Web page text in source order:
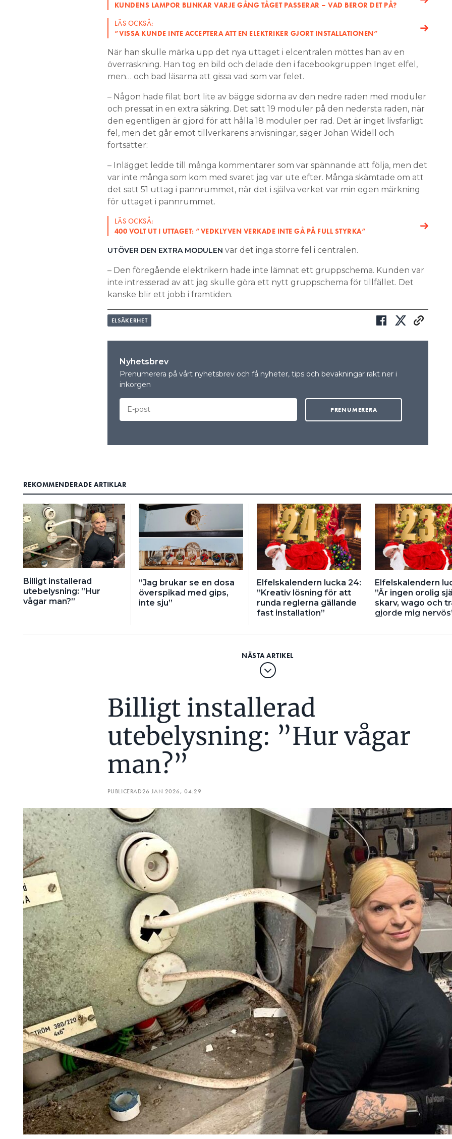
KUNDENS LAMPOR BLINKAR VARJE GÅNG TÅGET PASSERAR – VAD BEROR DET PÅ?
LÄS OCKSÅ:
”VISSA KUNDE INTE ACCEPTERA ATT EN ELEKTRIKER GJORT INSTALLATIONEN”
När han skulle märka upp det nya uttaget i elcentralen möttes han av en
överraskning. Han tog en bild och delade den i facebookgruppen Inget elfel,
men… och bad läsarna att gissa vad som var felet.
– Någon hade filat bort lite av bägge sidorna av den nedre raden med moduler
och pressat in en extra säkring. Det satt 19 moduler på den nedersta raden, när
den egentligen är gjord för att hålla 18 moduler per rad. Det är inget livsfarligt
fel, men det går emot tillverkarens anvisningar, säger Johan Widell och
fortsätter:
– Inlägget ledde till många kommentarer som var spännande att följa, men det
var inte många som kom med svaret jag var ute efter. Många skämtade om att
det satt 51 uttag i pannrummet, när det i själva verket var min egen märkning
för uttaget i pannrummet.
LÄS OCKSÅ:
400 VOLT UT I UTTAGET: ”VEDKLYVEN VERKADE INTE GÅ PÅ FULL STYRKA”
UTÖVER DEN EXTRA MODULEN var det inga större fel i centralen.
– Den föregående elektrikern hade inte lämnat ett gruppschema. Kunden var
inte intresserad av att jag skulle göra ett nytt gruppschema för tillfället. Det
kanske blir ett jobb i framtiden.
ELSÄKERHET
Nyhetsbrev
Prenumerera på vårt nyhetsbrev och få nyheter, tips och bevakningar rakt ner i
inkorgen
REKOMMENDERADE ARTIKLAR
Billigt installerad
utebelysning: ”Hur
vågar man?”
”Jag brukar se en dosa
överspikad med gips,
inte sju”
Elfelskalendern lucka 24:
”Kreativ lösning för att
runda reglerna gällande
fast installation”
Elfelskalendern
”Är ingen orolig
skarv, wago och
gjorde mig
Billigt installerad
utebelysning: ”Hur vågar
man?”
PUBLICERAD26 JAN 2026, 04:29